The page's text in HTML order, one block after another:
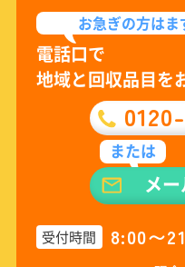
お急ぎの方はま
電話口で
地域と回収品目を
または
メ
受付時間 8:00〜